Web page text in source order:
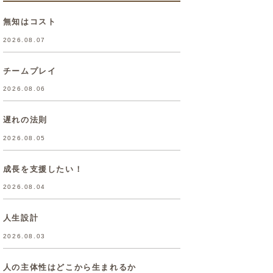
無知はコスト
2026.08.07
チームプレイ
2026.08.06
遅れの法則
2026.08.05
成長を支援したい！
2026.08.04
人生設計
2026.08.03
人の主体性はどこから生まれるか